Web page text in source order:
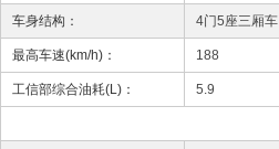
车身结构： 4门5座三厢车
最高车速(km/h)： 188
工信部综合油耗(L)： 5.9